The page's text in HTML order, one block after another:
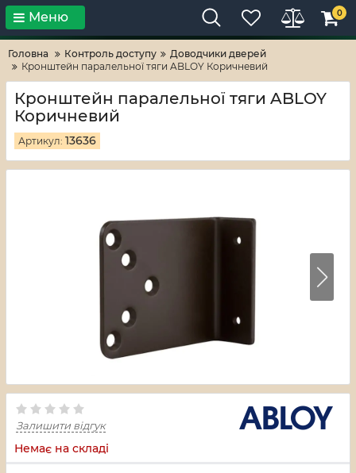
Тільки високі технології! RV-ZAFT
Меню 0
Головна Контроль доступу
Доводчики дверей
Кронштейн паралельної тяги ABLOY Коричневий
Кронштейн паралельної тяги ABLOY
Коричневий
Артикул: 13636
Залишити відгук
Немає на складі